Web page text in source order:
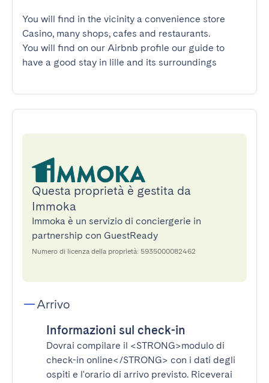
You will find in the vicinity a convenience store
Casino, many shops, cafes and restaurants.
You will find on our Airbnb profile our guide to
have a good stay in lille and its surroundings
Questa proprietà è gestita da
Immoka
Immoka è un servizio di conciergerie in
partnership con GuestReady
Numero di licenza della proprietà: 5935000082462
Arrivo
Informazioni sul check-in
Dovrai compilare il <STRONG>modulo di
check-in online</STRONG> con i dati degli
ospiti e l'orario di arrivo previsto. Riceverai